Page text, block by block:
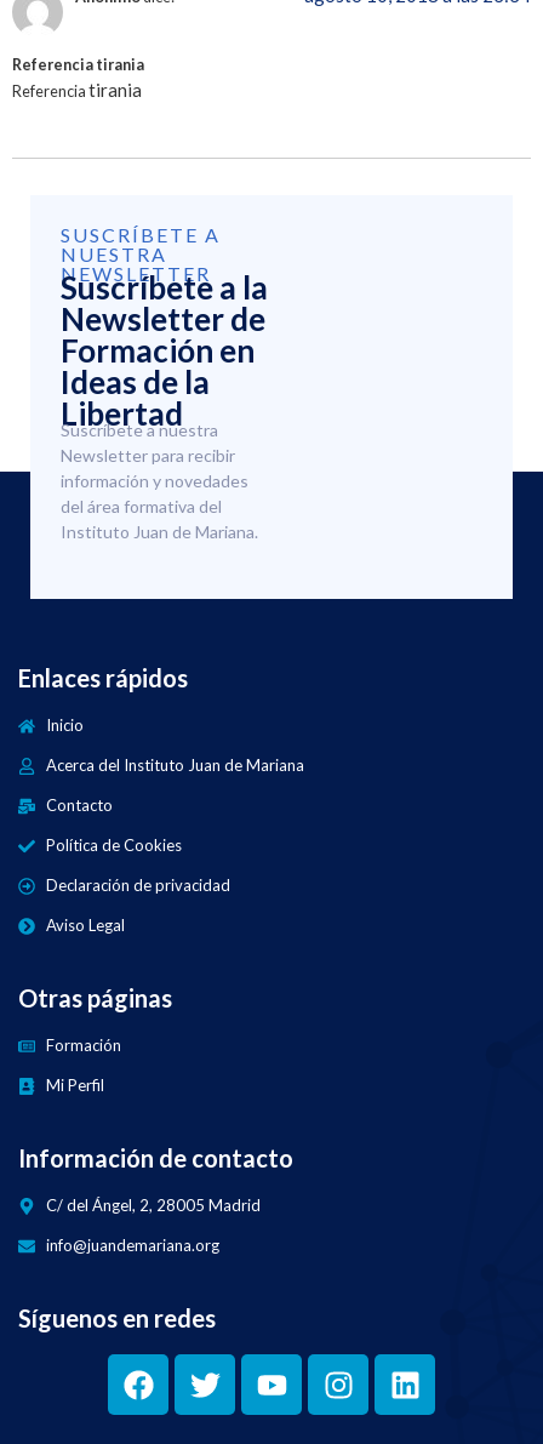
Referencia tirania
Referencia tirania
SUSCRÍBETE A
NUESTRA
NEWSLETTER
Suscríbete a la
Newsletter de
Formación en
Ideas de la
Libertad
Suscríbete a nuestra
Newsletter para recibir
información y novedades
del área formativa del
Instituto Juan de Mariana.
Enlaces rápidos
Inicio
Acerca del Instituto Juan de Mariana
Contacto
Política de Cookies
Declaración de privacidad
Aviso Legal
Otras páginas
Formación
Mi Perfil
Información de contacto
C/ del Ángel, 2, 28005 Madrid
info@juandemariana.org
Síguenos en redes